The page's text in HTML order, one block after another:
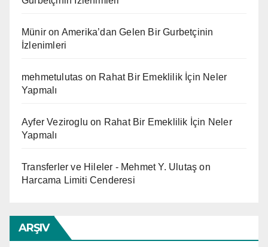
Münir on Amerika’dan Gelen Bir Gurbetçinin
İzlenimleri
mehmetulutas on Rahat Bir Emeklilik İçin Neler
Yapmalı
Ayfer Veziroglu on Rahat Bir Emeklilik İçin Neler
Yapmalı
Transferler ve Hileler - Mehmet Y. Ulutaş on
Harcama Limiti Cenderesi
ARŞIV